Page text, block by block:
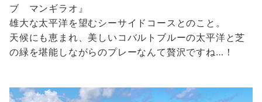
ブ マンギラオ』
雄大な太平洋を望むシーサイドコースとのこと。
天候にも恵まれ、美しいコバルトブルーの太平洋と芝
の緑を堪能しながらのプレーなんて贅沢ですね…！